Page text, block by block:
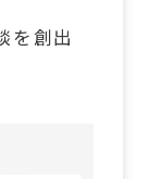
を創出